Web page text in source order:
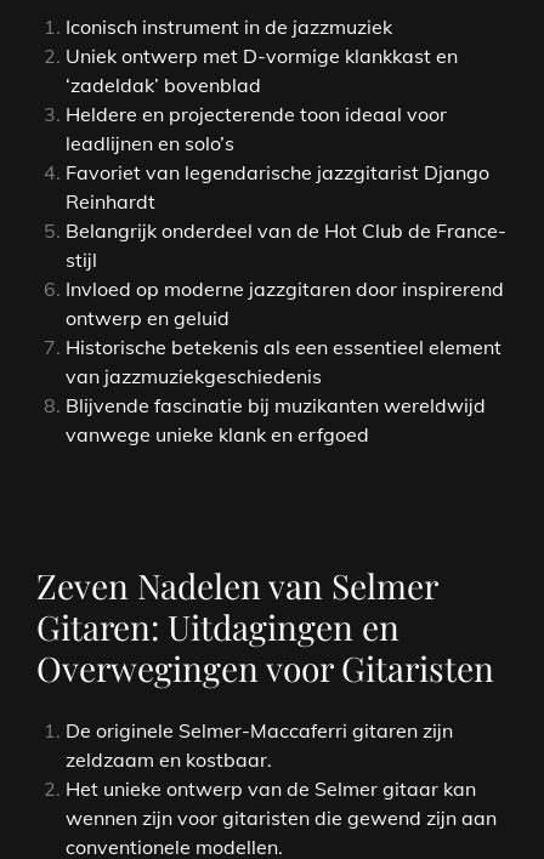
Iconisch instrument in de jazzmuziek
Uniek ontwerp met D-vormige klankkast en
‘zadeldak’ bovenblad
Heldere en projecterende toon ideaal voor
leadlijnen en solo’s
Favoriet van legendarische jazzgitarist Django
Reinhardt
Belangrijk onderdeel van de Hot Club de France-
stijl
Invloed op moderne jazzgitaren door inspirerend
ontwerp en geluid
Historische betekenis als een essentieel element
van jazzmuziekgeschiedenis
Blijvende fascinatie bij muzikanten wereldwijd
vanwege unieke klank en erfgoed
Zeven Nadelen van Selmer
Gitaren: Uitdagingen en
Overwegingen voor Gitaristen
De originele Selmer-Maccaferri gitaren zijn
zeldzaam en kostbaar.
Het unieke ontwerp van de Selmer gitaar kan
wennen zijn voor gitaristen die gewend zijn aan
conventionele modellen.